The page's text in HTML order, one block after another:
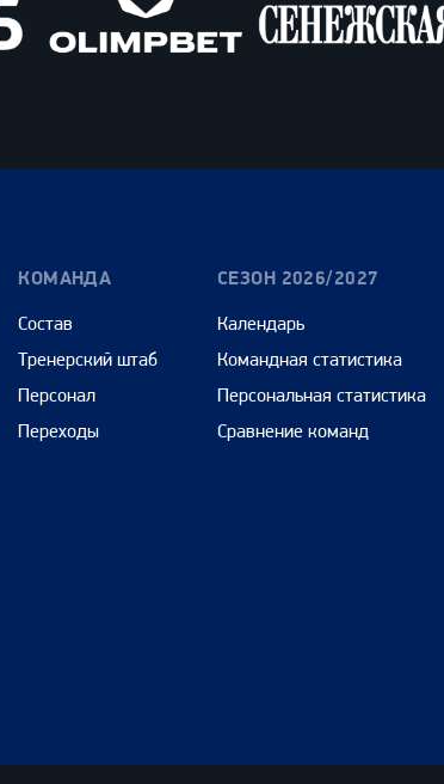
КОМАНДА
Состав
Тренерский штаб
Персонал
Переходы
СЕЗОН 2026/2027
Календарь
Командная статистика
Персональная статистика
Сравнение команд